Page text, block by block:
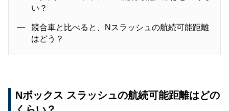
い？
競合車と比べると、Nスラッシュの航続可能距離
はどう？
Nボックス スラッシュの航続可能距離はどの